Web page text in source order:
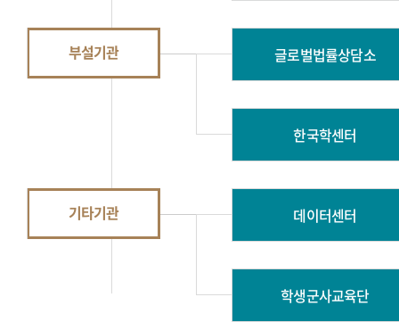
부설기관 글로벌법률상담소
한국학센터
기타기관 데이터센터
학생군사교육단